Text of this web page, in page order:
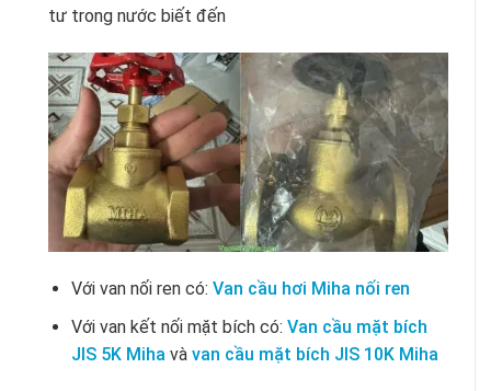
tư trong nước biết đến
Với van nối ren có: Van cầu hơi Miha nối ren
Với van kết nối mặt bích có: Van cầu mặt bích
JIS 5K Miha và van cầu mặt bích JIS 10K Miha